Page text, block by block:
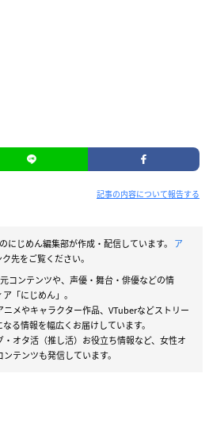
記事の内容について報告する
のにじめん編集部が作成・配信しています。 ア
先をご覧ください。
コンテンツや、声優・舞台・俳優などの情
「にじめん」。
メやキャラクター作品、VTuberなどストリー
る情報を幅広くお届けしています。
オタ活（推し活）お役立ち情報など、女性オ
テンツも発信しています。